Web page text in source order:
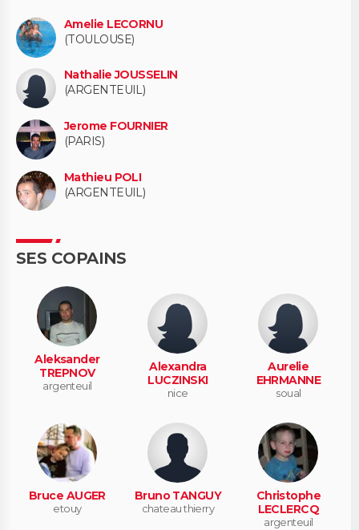
Amelie LECORNU
(TOULOUSE)
Nathalie JOUSSELIN
(ARGENTEUIL)
Jerome FOURNIER
(PARIS)
Mathieu POLI
(ARGENTEUIL)
SES COPAINS
Aleksander
TREPNOV
argenteuil
Alexandra
LUCZINSKI
nice
Aurelie
EHRMANNE
soual
Bruce AUGER
etouy
Bruno TANGUY
chateau thierry
Christophe
LECLERCQ
argenteuil